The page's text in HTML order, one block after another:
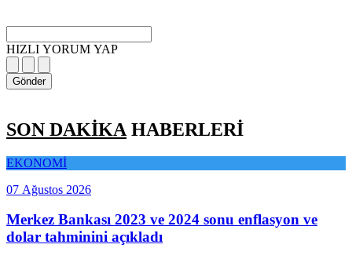
HIZLI YORUM YAP
Gönder
SON DAKİKA HABERLERİ
EKONOMİ
07 Ağustos 2026
Merkez Bankası 2023 ve 2024 sonu enflasyon ve
dolar tahminini açıkladı